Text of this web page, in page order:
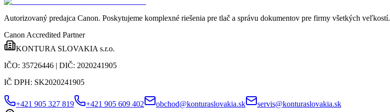
Autorizovaný predajca Canon. Poskytujeme komplexné riešenia pre tlač a správu dokumentov pre firmy všetkých veľkostí.
Canon Accredited Partner
KONTURA SLOVAKIA s.r.o.
IČO: 35726446 | DIČ: 2020241905
IČ DPH: SK2020241905
+421 905 327 819 +421 905 609 402 obchod@konturaslovakia.sk
servis@konturaslovakia.sk